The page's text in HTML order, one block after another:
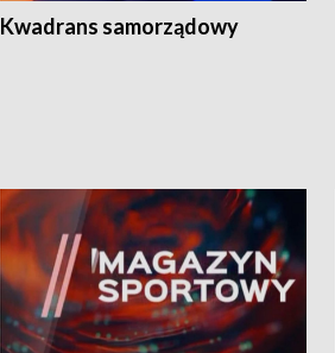
Kwadrans samorządowy